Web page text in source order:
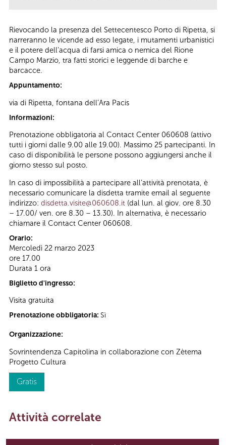
Rievocando la presenza del Settecentesco Porto di Ripetta, si
narreranno le vicende ad esso legate, i mutamenti urbanistici
e il potere dell’acqua di farsi amica o nemica del Rione
Campo Marzio, tra fatti storici e leggende di barche e
barcacce.
Appuntamento:
via di Ripetta, fontana dell’Ara Pacis
Informazioni:
Prenotazione obbligatoria al Contact Center 060608 (attivo
tutti i giorni dalle 9.00 alle 19.00). Massimo 25 partecipanti. In
caso di disponibilità le persone possono aggiungersi anche il
giorno stesso sul posto.
In caso di impossibilità a partecipare all’attività prenotata, è
necessario comunicare la disdetta tramite email al seguente
indirizzo: disdetta.visite@060608.it (dal lun. al giov. ore 8.30
– 17.00/ ven. ore 8.30 – 13.30). In alternativa, è necessario
chiamare il Contact Center 060608.
Orario:
Mercoledì 22 marzo 2023
ore 17.00
Durata 1 ora
Biglietto d'ingresso:
Visita gratuita
Prenotazione obbligatoria: Sì
Organizzazione:
Sovrintendenza Capitolina in collaborazione con Zètema
Progetto Cultura
Gratis
Attività correlate